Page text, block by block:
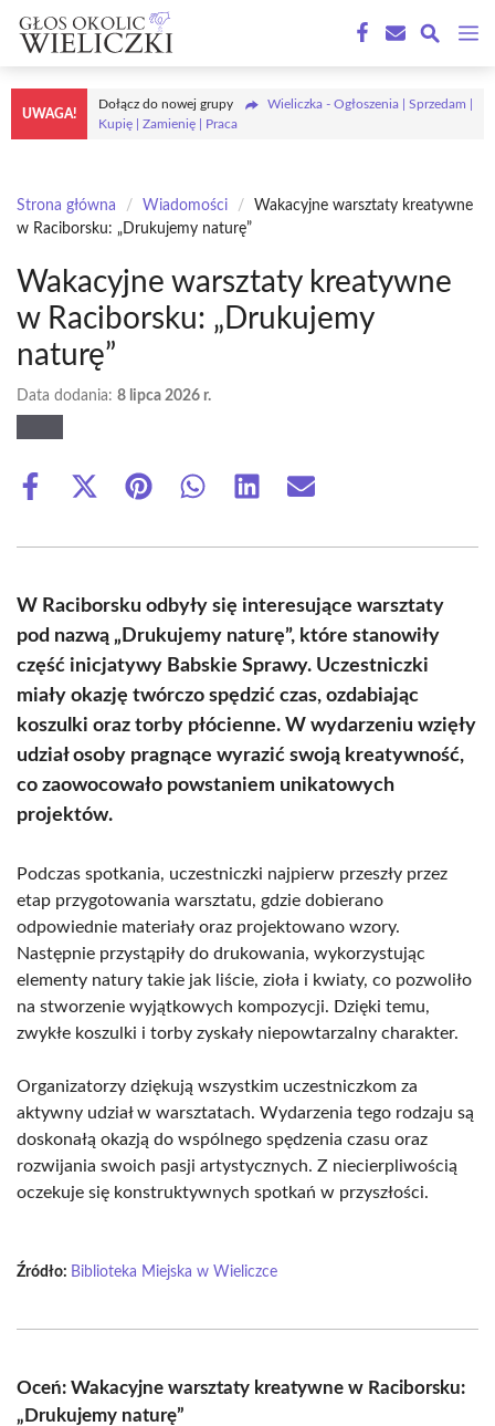
treści
UWAGA!
Dołącz do nowej grupy
Wieliczka - Ogłoszenia | Sprzedam |
Kupię | Zamienię | Praca
Strona główna / Wiadomości /
Wakacyjne warsztaty kreatywne
w Raciborsku: „Drukujemy naturę”
Wakacyjne warsztaty kreatywne
w Raciborsku: „Drukujemy
naturę”
Data dodania: 8 lipca 2026 r.
Share
Share
(Twitter)
Share Share Share Share
W Raciborsku odbyły się interesujące warsztaty
pod nazwą „Drukujemy naturę”, które stanowiły
część inicjatywy Babskie Sprawy. Uczestniczki
miały okazję twórczo spędzić czas, ozdabiając
koszulki oraz torby płócienne. W wydarzeniu wzięły
udział osoby pragnące wyrazić swoją kreatywność,
co zaowocowało powstaniem unikatowych
projektów.
Podczas spotkania, uczestniczki najpierw przeszły przez
etap przygotowania warsztatu, gdzie dobierano
odpowiednie materiały oraz projektowano wzory.
Następnie przystąpiły do drukowania, wykorzystując
elementy natury takie jak liście, zioła i kwiaty, co pozwoliło
na stworzenie wyjątkowych kompozycji. Dzięki temu,
zwykłe koszulki i torby zyskały niepowtarzalny charakter.
Organizatorzy dziękują wszystkim uczestniczkom za
aktywny udział w warsztatach. Wydarzenia tego rodzaju są
doskonałą okazją do wspólnego spędzenia czasu oraz
rozwijania swoich pasji artystycznych. Z niecierpliwością
oczekuje się konstruktywnych spotkań w przyszłości.
Źródło: Biblioteka Miejska w Wieliczce
Oceń: Wakacyjne warsztaty kreatywne w Raciborsku:
„Drukujemy naturę”